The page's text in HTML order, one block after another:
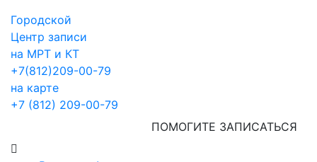
Городской
Центр записи
на МРТ и КТ
+7(812)209-00-79
на карте
+7 (812) 209-00-79
ПОМОГИТЕ ЗАПИСАТЬСЯ